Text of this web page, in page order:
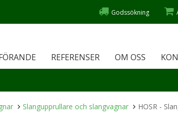
Godssökning
REFERENSER OM OSS
Slangupprullare och slangvagnar HOSR -